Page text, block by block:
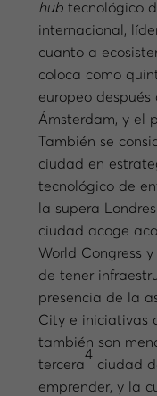
hub tecnológico
internacional,
cuanto a
coloca como
europeo después
Ámsterdam, y el
También se
ciudad en
tecnológico de
la supera
ciudad acoge
World Congress
de tener
presencia de la
City e iniciativas
también son
tercera
4
ciudad
emprender, y la